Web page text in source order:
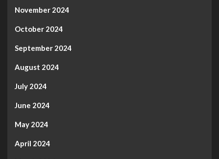
November 2024
October 2024
September 2024
August 2024
July 2024
June 2024
May 2024
April 2024